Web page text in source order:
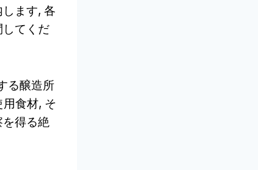
ます, 各
てくだ
る醸造所
食材, そ
を得る絶